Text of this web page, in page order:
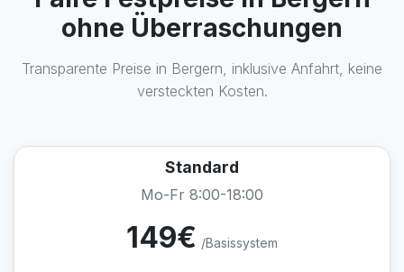
ohne Überraschungen
Transparente Preise in Bergern, inklusive Anfahrt, keine
versteckten Kosten.
Standard
Mo-Fr 8:00-18:00
149€ /Basissystem